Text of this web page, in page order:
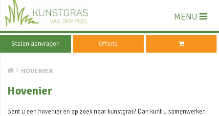
MENU
Stalen aanvragen Offerte
HOVENIER
Hovenier
Bent u een hovenier en op zoek naar kunstgras? Dan kunt u samenwerken